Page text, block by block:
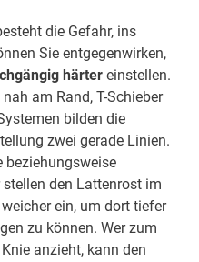
die Gefahr, ins
Sie entgegenwirken,
härter einstellen.
am Rand, T-Schieber
bilden die
zwei gerade Linien.
beziehungsweise
den Lattenrost im
ein, um dort tiefer
zu können. Wer zum
anzieht, kann den